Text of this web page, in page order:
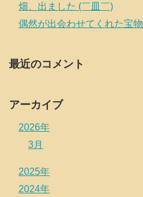
畑、出ました (￣皿￣)
偶然が出会わせてくれた宝物
最近のコメント
アーカイブ
2026年
3月
2025年
2024年